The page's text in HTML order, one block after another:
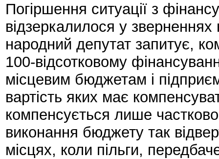
Погіршення ситуації з
відзеркалилося у
народний депутат запитує,
100-відсотковому
місцевим бюджетам і
вартість яких має
компенсується лише
виконання бюджету так
місцях, коли пільги,